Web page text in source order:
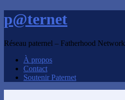
p@ternet
Réseau paternel – Fatherhood Network
À propos
Contact
Soutenir Paternet